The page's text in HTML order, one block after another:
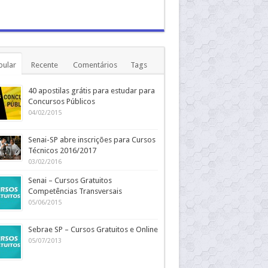
Recente Comentários Tags
40 apostilas grátis para estudar para
Concursos Públicos
04/02/2015
Senai-SP abre inscrições para Cursos
Técnicos 2016/2017
03/02/2016
Senai – Cursos Gratuitos
Competências Transversais
05/06/2015
Sebrae SP – Cursos Gratuitos e Online
05/07/2013